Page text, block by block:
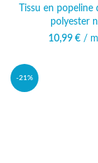
Tissu en popeline
polyester
10,99 € /
-21%